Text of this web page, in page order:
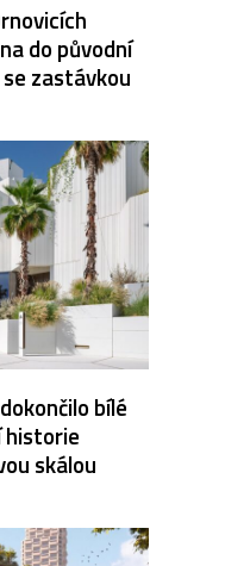
do původní
zastávkou
bílé
historie
skálou